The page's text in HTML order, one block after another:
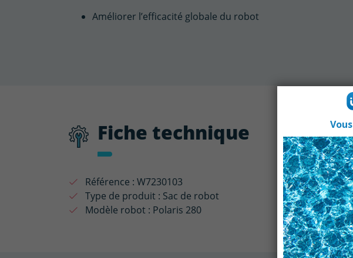
Améliorer l’efficacité globale du robot
Fiche technique
Référence : W7230103
Type de produit : Sac de robot
Modèle robot : Polaris 280